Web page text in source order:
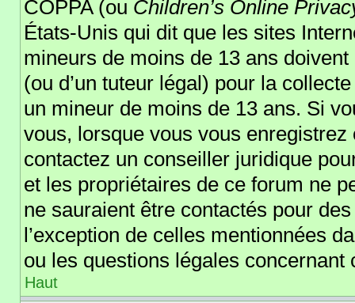
COPPA (ou Children’s Online
États-Unis qui dit que les sites
mineurs de moins de 13 ans
(ou d’un tuteur légal) pour la
un mineur de moins de 13 ans. Si
vous, lorsque vous vous enregistrez
contactez un conseiller juridique
et les propriétaires de ce forum ne
ne sauraient être contactés pour
l’exception de celles mentionnées
ou les questions légales concernant
Haut